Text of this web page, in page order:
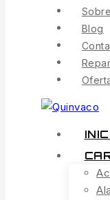
Blog